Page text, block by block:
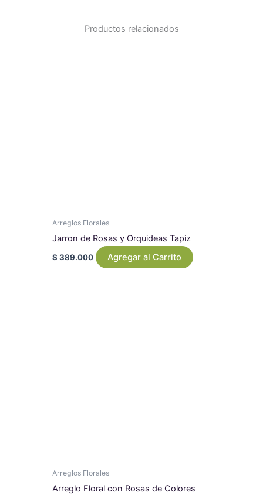
Productos relacionados
Arreglos Florales
Jarron de Rosas y Orquideas Tapiz
$ 389.000 Agregar al Carrito
Arreglos Florales
Arreglo Floral con Rosas de Colores